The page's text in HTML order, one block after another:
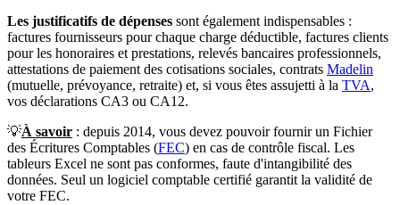
Les justificatifs de dépenses sont également indispensables :
factures fournisseurs pour chaque charge déductible, factures clients
pour les honoraires et prestations, relevés bancaires professionnels,
attestations de paiement des cotisations sociales, contrats Madelin
(mutuelle, prévoyance, retraite) et, si vous êtes assujetti à la TVA,
vos déclarations CA3 ou CA12.
💡À savoir : depuis 2014, vous devez pouvoir fournir un Fichier
des Écritures Comptables (FEC) en cas de contrôle fiscal. Les
tableurs Excel ne sont pas conformes, faute d'intangibilité des
données. Seul un logiciel comptable certifié garantit la validité de
votre FEC.